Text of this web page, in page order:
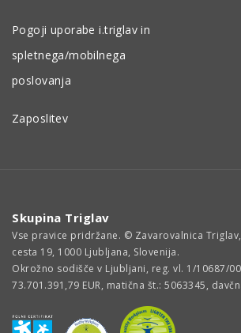
Pogoji uporabe i.triglav in
spletnega/mobilnega
poslovanja
Zaposlitev
Skupina Triglav
Vse pravice pridržane. © Zavarovalnica
cesta 19, 1000 Ljubljana, Slovenija.
Okrožno sodišče v Ljubljani, reg. vl. 1/10687/
73.701.391,79 EUR, matična št.: 5063345,